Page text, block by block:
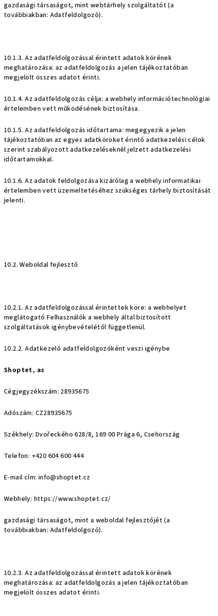
gazdasági társaságot, mint webtárhely szolgáltatót (a
továbbiakban: Adatfeldolgozó).
10.1.3. Az adatfeldolgozással érintett adatok körének
meghatározása: az adatfeldolgozás a jelen tájékoztatóban
megjelölt összes adatot érinti.
10.1.4. Az adatfeldolgozás célja: a webhely információtechnológiai
értelemben vett működésének biztosítása.
10.1.5. Az adatfeldolgozás időtartama: megegyezik a jelen
tájékoztatóban az egyes adatköröket érintő adatkezelési célok
szerint szabályozott adatkezeléseknél jelzett adatkezelési
időtartamokkal.
10.1.6. Az adatok feldolgozása kizárólag a webhely informatikai
értelemben vett üzemeltetéséhez szükséges tárhely biztosítását
jelenti.
10.2. Weboldal fejlesztő
10.2.1. Az adatfeldolgozással érintettek köre: a webhelyet
meglátogató Felhasználók a webhely által biztosított
szolgáltatások igénybevételétől függetlenül.
10.2.2. Adatkezelő adatfeldolgozóként veszi igénybe
Shoptet, as
Cégjegyzékszám: 28935675
Adószám: CZ28935675
Székhely: Dvořeckého 628/8, 169 00 Prága 6, Csehország
Telefon: +420 604 600 444
E-mail cím: info@shoptet.cz
Webhely: https://www.shoptet.cz/
gazdasági társaságot, mint a weboldal fejlesztőjét (a
továbbiakban: Adatfeldolgozó).
10.2.3. Az adatfeldolgozással érintett adatok körének
meghatározása: az adatfeldolgozás a jelen tájékoztatóban
megjelölt összes adatot érinti.